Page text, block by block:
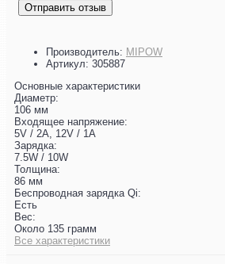
Отправить отзыв
Производитель: MIPOW
Артикул: 305887
Основные характеристики
Диаметр:
106 мм
Входящее напряжение:
5V / 2A, 12V / 1A
Зарядка:
7.5W / 10W
Толщина:
86 мм
Беспроводная зарядка Qi:
Есть
Вес:
Около 135 грамм
Все характеристики